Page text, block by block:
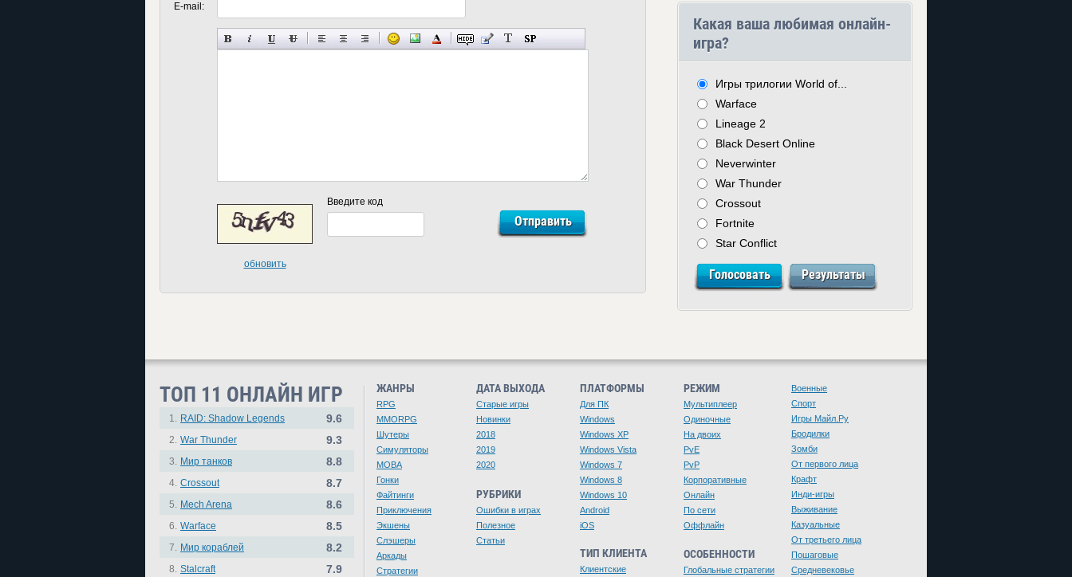
E-mail:
обновить
Введите код
Какая ваша любимая онлайн-
игра?
Игры трилогии World of...
Warface
Lineage 2
Black Desert Online
Neverwinter
War Thunder
Crossout
Fortnite
Star Conflict
ТОП 11 ОНЛАЙН ИГР
1. RAID: Shadow Legends 9.6
2. War Thunder 9.3
3. Мир танков 8.8
4. Crossout 8.7
5. Mech Arena 8.6
6. Warface 8.5
7. Мир кораблей 8.2
8. Stalcraft 7.9
ЖАНРЫ
RPG
MMORPG
Шутеры
Симуляторы
MOBA
Гонки
Файтинги
Приключения
Экшены
Слэшеры
Аркады
Стратегии
ДАТА ВЫХОДА
Старые игры
Новинки
2018
2019
2020
РУБРИКИ
Ошибки в играх
Полезное
Статьи
ПЛАТФОРМЫ
Для ПК
Windows
Windows XP
Windows Vista
Windows 7
Windows 8
Windows 10
Android
iOS
ТИП КЛИЕНТА
Клиентские
РЕЖИМ
Мультиплеер
Одиночные
На двоих
PvE
PvP
Корпоративные
Онлайн
По сети
Оффлайн
ОСОБЕННОСТИ
Глобальные стратегии
Военные
Спорт
Игры Майл.Ру
Бродилки
Зомби
От первого лица
Крафт
Инди-игры
Выживание
Казуальные
От третьего лица
Пошаговые
Средневековье